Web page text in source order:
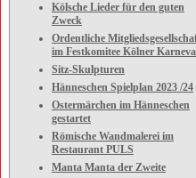
Kölsche Lieder für den guten
Zweck
Ordentliche
im Festkomitee Kölner
Sitz-Skulpturen
Hänneschen Spielplan 2023 /24
Ostermärchen im Hänneschen
gestartet
Römische Wandmalerei im
Restaurant PULS
Manta Manta der Zweite